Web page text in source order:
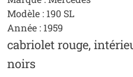
Modèle : 190 SL
Année : 1959
cabriolet rouge,
noirs